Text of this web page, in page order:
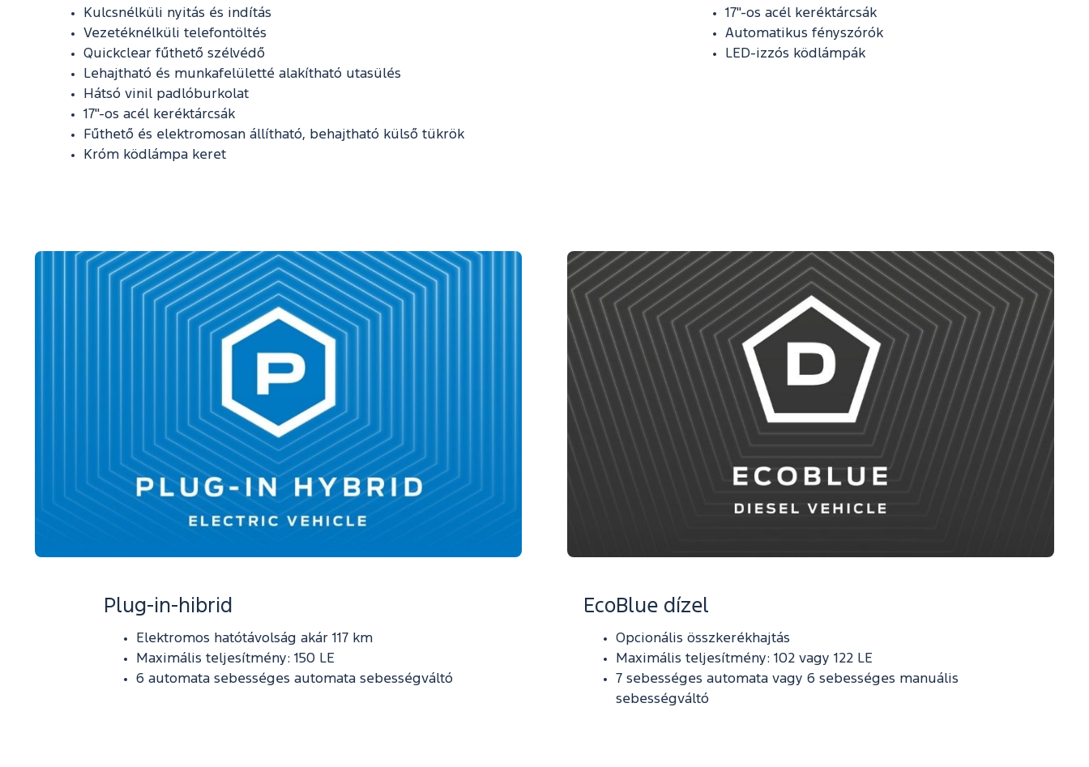
Kulcsnélküli nyitás és indítás
Vezetéknélküli telefontöltés
Quickclear fűthető szélvédő
Lehajtható és munkafelületté alakítható utasülés
Hátsó vinil padlóburkolat
17"-os acél keréktárcsák
Fűthető és elektromosan állítható, behajtható külső tükrök
Króm ködlámpa keret
17"-os acél keréktárcsák
Automatikus fényszórók
LED-izzós ködlámpák
Plug-in-hibrid
Elektromos hatótávolság akár 117 km
Maximális teljesítmény: 150 LE
6 automata sebességes automata sebességváltó
EcoBlue dízel
Opcionális összkerékhajtás
Maximális teljesítmény: 102 vagy 122 LE
7 sebességes automata vagy 6 sebességes manuális
sebességváltó